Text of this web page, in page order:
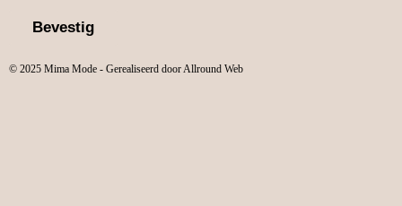
Bevestig
© 2025 Mima Mode - Gerealiseerd door Allround Web